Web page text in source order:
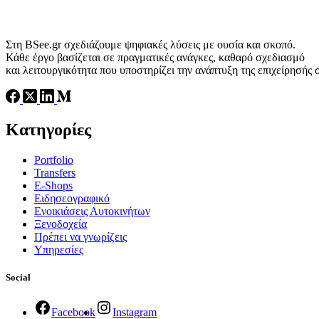
Στη BSee.gr σχεδιάζουμε ψηφιακές λύσεις με ουσία και σκοπό.
Κάθε έργο βασίζεται σε πραγματικές ανάγκες, καθαρό σχεδιασμό
και λειτουργικότητα που υποστηρίζει την ανάπτυξη της επιχείρησής
Κατηγορίες
Portfolio
Transfers
Ε-Shops
Ειδησεογραφικό
Ενοικιάσεις Αυτοκινήτων
Ξενοδοχεία
Πρέπει να γνωρίζεις
Υπηρεσίες
Social
Facebook Instagram